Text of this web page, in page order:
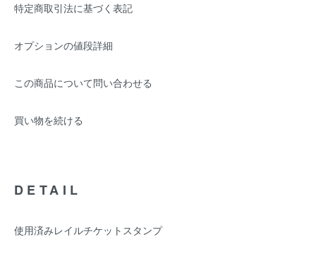
特定商取引法に基づく表記
オプションの値段詳細
この商品について問い合わせる
買い物を続ける
DETAIL
使用済みレイルチケットスタンプ